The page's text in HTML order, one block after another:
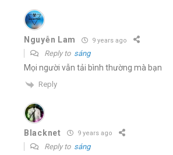
Nguyễn Lam 9 years ago
Reply to sáng
Mọi người vẫn tải bình thường mà bạn
Reply
Blacknet 9 years ago
Reply to sáng